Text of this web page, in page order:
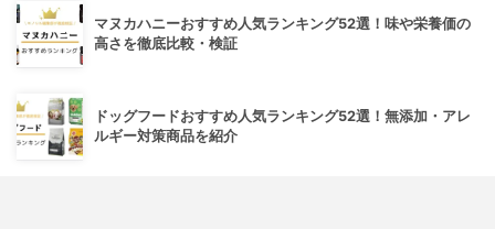
マヌカハニーおすすめ人気ランキング52選！味や栄養価の
高さを徹底比較・検証
ドッグフードおすすめ人気ランキング52選！無添加・アレ
ルギー対策商品を紹介